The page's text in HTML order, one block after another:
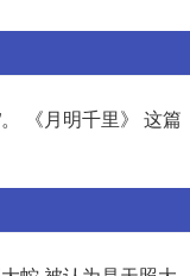
《月明千里》 这篇